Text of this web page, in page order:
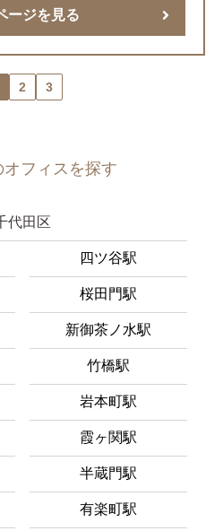
ージを見る
2 3
オフィスを探す
代田区
四ツ谷駅
桜田門駅
新御茶ノ水駅
竹橋駅
岩本町駅
霞ヶ関駅
半蔵門駅
有楽町駅